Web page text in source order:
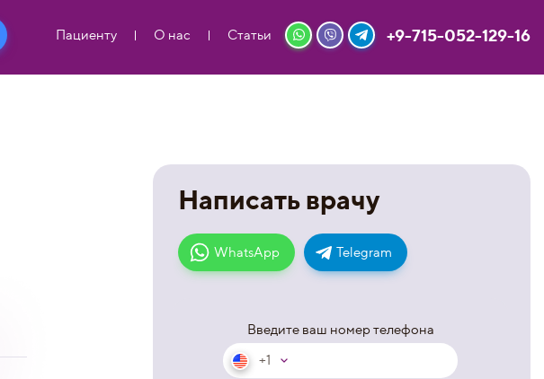
Пациенту О нас Статьи +9-715-052-129-16
Написать врачу
WhatsApp Telegram
Введите ваш номер телефона
+1